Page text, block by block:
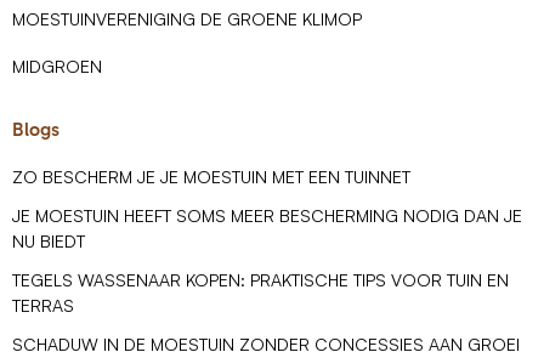
MOESTUINVERENIGING DE GROENE KLIMOP
MIDGROEN
Blogs
ZO BESCHERM JE JE MOESTUIN MET EEN TUINNET
JE MOESTUIN HEEFT SOMS MEER BESCHERMING NODIG DAN JE
NU BIEDT
TEGELS WASSENAAR KOPEN: PRAKTISCHE TIPS VOOR TUIN EN
TERRAS
SCHADUW IN DE MOESTUIN ZONDER CONCESSIES AAN GROEI